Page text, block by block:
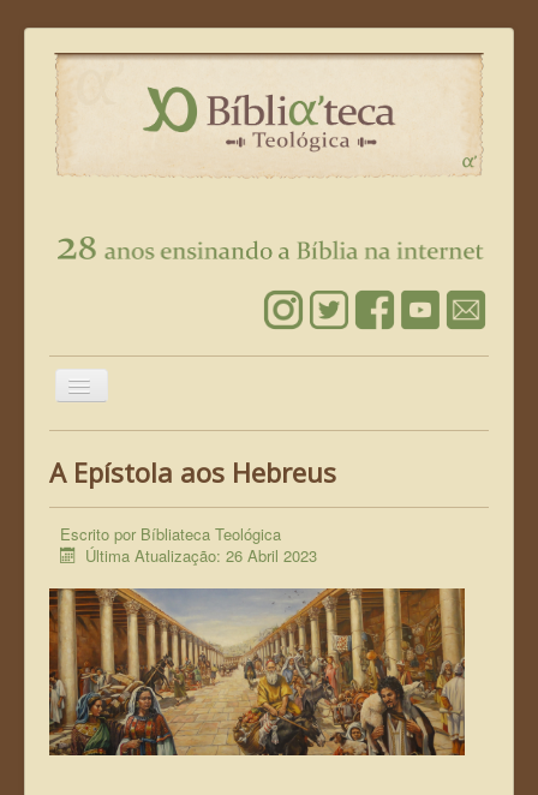
Alternar
Leia a Bíblia
Conheça Jesus
A Bíbliateca Teológica
Declaração de Fé
Teologia Bíblica
Bibliografia
A Epístola aos Hebreus
Escrito por Bíbliateca Teológica
Última Atualização: 26 Abril 2023